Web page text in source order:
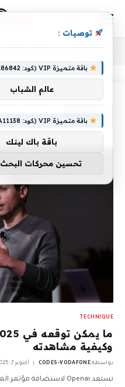
DEVDAY
TECHNIQUE
وكيفية مشاهدته
بواسطة CODES-VODAFONE أكتوبر 7, 2025
توصيات :
باقة متميزة VIP (كود: AA86842):
عالم الشباب
باقة متميزة VIP (كود: AA11138):
باقة باك لينك
تحسين محركات البحث SEO